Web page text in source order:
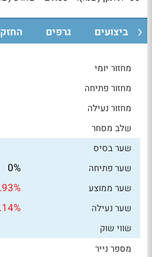
ביצועים גרפים
מחזור יומי
מחזור פתיחה
מחזור נעילה
שלב מסחר
שער בסיס
שער פתיחה 0%
שער ממוצע
שער נעילה
שווי שוק
מספר נייר